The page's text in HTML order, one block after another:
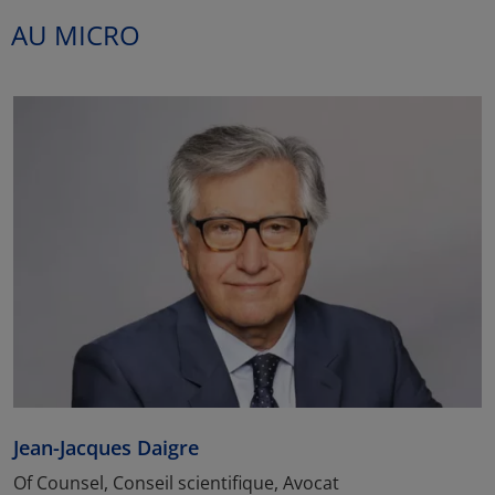
AU MICRO
Jean-Jacques Daigre
Of Counsel, Conseil scientifique, Avocat